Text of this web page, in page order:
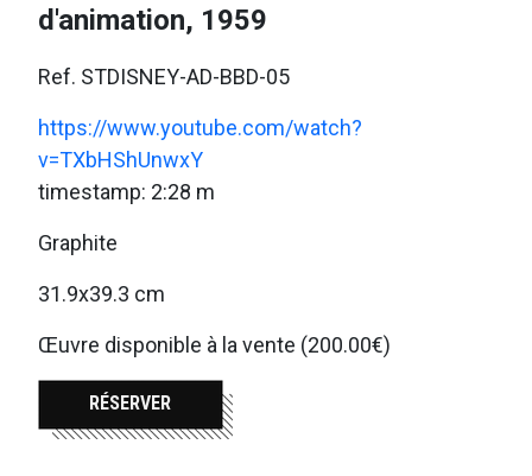
d'animation, 1959
Ref. STDISNEY-AD-BBD-05
https://www.youtube.com/watch?
v=TXbHShUnwxY
timestamp: 2:28 m
Graphite
31.9x39.3 cm
Œuvre disponible à la vente (200.00€)
RÉSERVER